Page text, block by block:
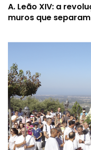
A. Leão XIV: a
muros que